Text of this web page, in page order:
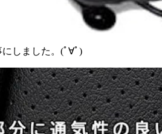
しました。(ﾟ∀ﾟ)